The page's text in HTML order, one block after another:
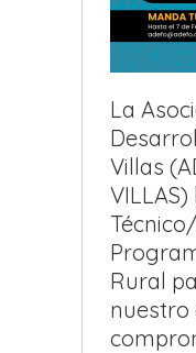
La
Villas
Rural
nuestro